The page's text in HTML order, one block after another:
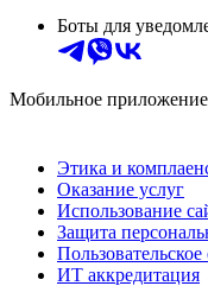
Боты для
Мобильное приложение
Этика и
Оказание услуг
Использование
Защита
ИТ аккредитация